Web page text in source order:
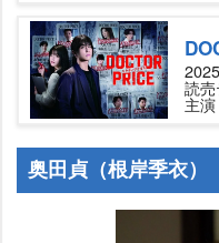
読
主
奥田貞（根岸季衣）